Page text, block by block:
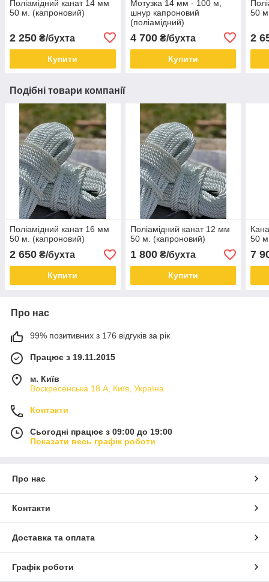
Поліамідний канат 14 мм
50 м. (капроновий)
2 250 ₴/бухта
Купити
Мотузка 14 мм - 100 м,
шнур капроновий
(поліамідний)
4 700₴/бухта
Купити
50
2
Подібні товари компанії
Поліамідний канат 16 мм
50 м. (капроновий)
2 650 ₴/бухта
Купити
Поліамідний канат 12 мм
50 м. (капроновий)
1 800₴/бухта
Купити
50
7
Про нас
99% позитивних з 176 відгуків за рік
Працює з 19.11.2015
м. Київ
Воскресенська 18 А, Київ, Україна
Контакти
Сьогодні працює з 09:00 до 19:00
Показати весь графік роботи
Про нас
Контакти
Доставка та оплата
Графік роботи